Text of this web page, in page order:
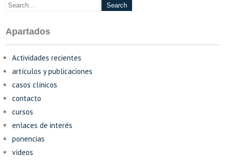
Apartados
Actividades recientes
artículos y publicaciones
casos clínicos
contacto
cursos
enlaces de interés
ponencias
vídeos